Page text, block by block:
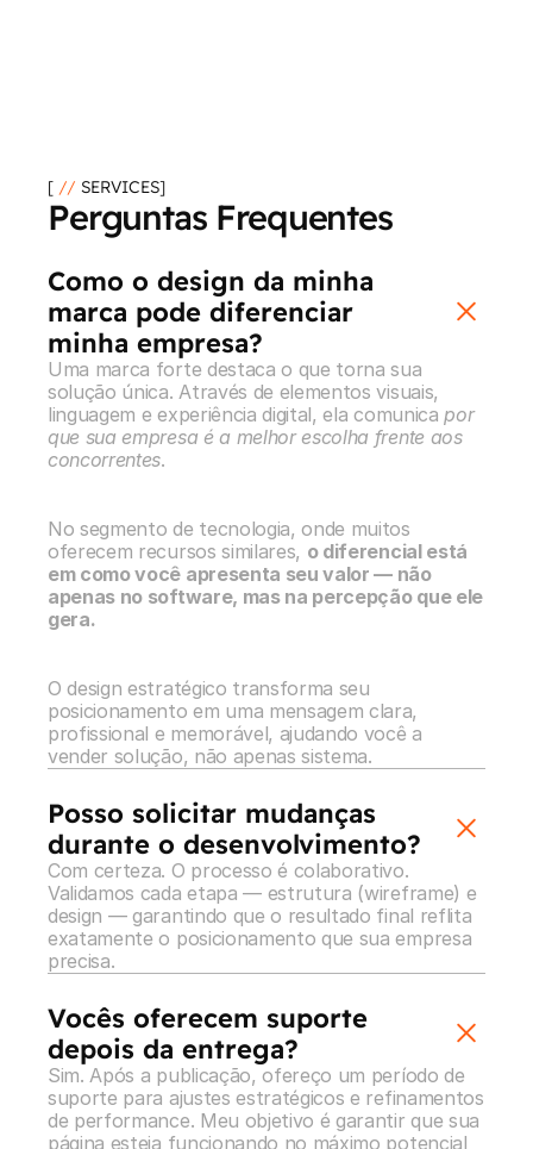
[ // SERVICES]
Perguntas Frequentes
Como o design da minha
marca pode diferenciar
minha empresa?
Uma marca forte destaca o que torna sua
solução única. Através de elementos visuais,
linguagem e experiência digital, ela comunica por
que sua empresa é a melhor escolha frente aos
concorrentes.
No segmento de tecnologia, onde muitos
oferecem recursos similares, o diferencial está
em como você apresenta seu valor — não
apenas no software, mas na percepção que ele
gera.
O design estratégico transforma seu
posicionamento em uma mensagem clara,
profissional e memorável, ajudando você a
vender solução, não apenas sistema.
Posso solicitar mudanças
durante o desenvolvimento?
Com certeza. O processo é colaborativo.
Validamos cada etapa — estrutura (wireframe) e
design — garantindo que o resultado final reflita
exatamente o posicionamento que sua empresa
precisa.
Vocês oferecem suporte
depois da entrega?
Sim. Após a publicação, ofereço um período de
suporte para ajustes estratégicos e refinamentos
de performance. Meu objetivo é garantir que sua
página esteja funcionando no máximo potencial